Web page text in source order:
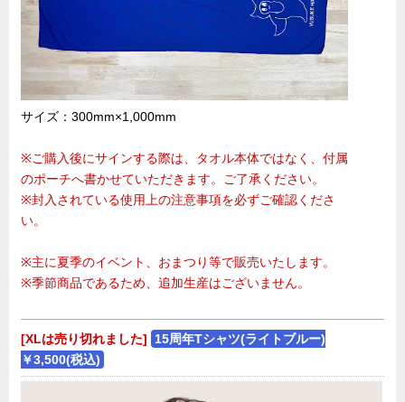
サイズ：300mm×1,000mm
※ご購入後にサインする際は、タオル本体ではなく、付属
のポーチへ書かせていただきます。ご了承ください。
※封入されている使用上の注意事項を必ずご確認くださ
い。
※主に夏季のイベント、おまつり等で販売いたします。
※季節商品であるため、追加生産はございません。
[XLは売り切れました]
15周年Tシャツ(ライトブルー)
￥3,500(税込)